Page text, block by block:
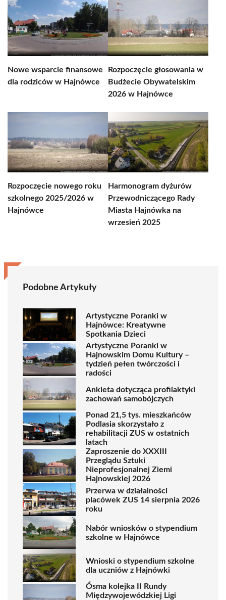
Nowe wsparcie finansowe
dla rodziców w Hajnówce
Rozpoczęcie głosowania w
Budżecie Obywatelskim
2026 w Hajnówce
Rozpoczęcie nowego roku
szkolnego 2025/2026 w
Hajnówce
Harmonogram dyżurów
Przewodniczącego Rady
Miasta Hajnówka na
wrzesień 2025
Podobne Artykuły
Artystyczne Poranki w
Hajnówce: Kreatywne
Spotkania Dzieci
Artystyczne Poranki w
Hajnowskim Domu Kultury –
tydzień pełen twórczości i
radości
Ankieta dotycząca profilaktyki
zachowań samobójczych
Ponad 21,5 tys. mieszkańców
Podlasia skorzystało z
rehabilitacji ZUS w ostatnich
latach
Zaproszenie do XXXIII
Przeglądu Sztuki
Nieprofesjonalnej Ziemi
Hajnowskiej 2026
Przerwa w działalności
placówek ZUS 14 sierpnia 2026
roku
Nabór wniosków o stypendium
szkolne w Hajnówce
Wnioski o stypendium szkolne
dla uczniów z Hajnówki
Ósma kolejka II Rundy
Międzywojewódzkiej Ligi